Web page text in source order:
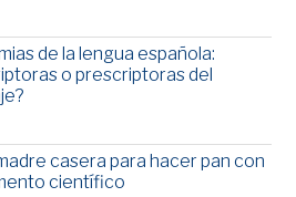
de la lengua española:
o prescriptoras del
casera para hacer pan con
científico